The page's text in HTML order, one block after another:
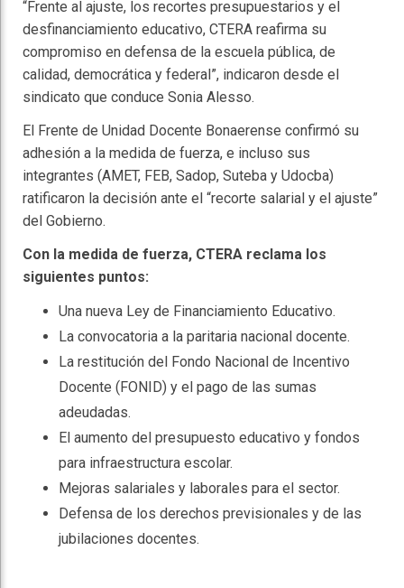
“Frente al ajuste, los recortes presupuestarios y el
desfinanciamiento educativo, CTERA reafirma su
compromiso en defensa de la escuela pública, de
calidad, democrática y federal”, indicaron desde el
sindicato que conduce Sonia Alesso.
El Frente de Unidad Docente Bonaerense confirmó su
adhesión a la medida de fuerza, e incluso sus
integrantes (AMET, FEB, Sadop, Suteba y Udocba)
ratificaron la decisión ante el “recorte salarial y el ajuste”
del Gobierno.
Con la medida de fuerza, CTERA reclama los
siguientes puntos:
Una nueva Ley de Financiamiento Educativo.
La convocatoria a la paritaria nacional docente.
La restitución del Fondo Nacional de Incentivo
Docente (FONID) y el pago de las sumas
adeudadas.
El aumento del presupuesto educativo y fondos
para infraestructura escolar.
Mejoras salariales y laborales para el sector.
Defensa de los derechos previsionales y de las
jubilaciones docentes.